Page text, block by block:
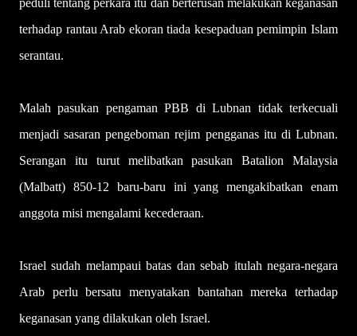
peduli tentang perkara itu dan berterusan melakukan keganasan
terhadap rantau Arab ekoran tiada kesepaduan pemimpin Islam
serantau.
Malah pasukan pengaman PBB di Lubnan tidak terkecuali
menjadi sasaran pengeboman rejim pengganas itu di Lubnan.
Serangan itu turut melibatkan pasukan Batalion Malaysia
(Malbatt) 850-12 baru-baru ini yang mengakibatkan enam
anggota misi mengalami kecederaan.
Israel sudah melampaui batas dan sebab itulah negara-negara
Arab perlu bersatu menyatakan bantahan mereka terhadap
keganasan yang dilakukan oleh Israel.